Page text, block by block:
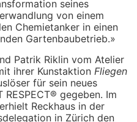
seines
von einem
Chemietanker in einen
Gartenbaubetrieb.»
Patrik Riklin vom Atelier
ihrer Kunstaktion Fliegen
für sein neues
gegeben. Im
Reckhaus in der
in Zürich den